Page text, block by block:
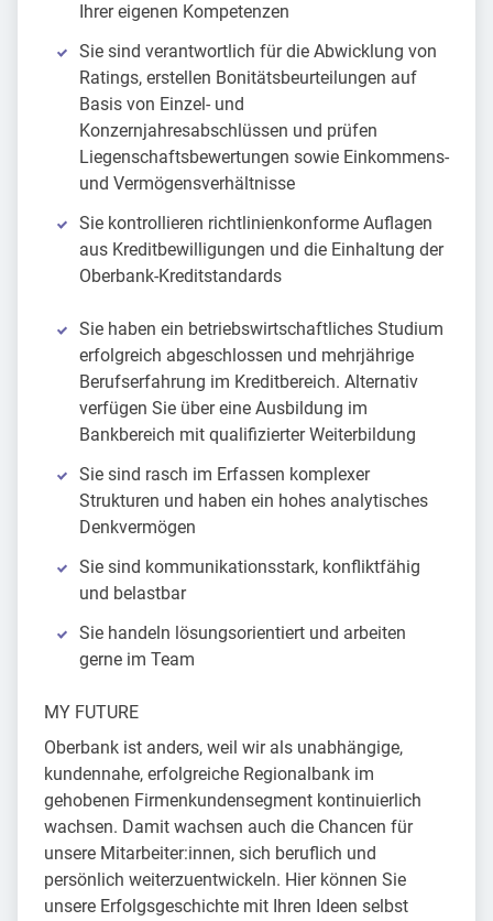
Ihrer eigenen Kompetenzen
Sie sind verantwortlich für die Abwicklung von
Ratings, erstellen Bonitätsbeurteilungen auf
Basis von Einzel- und
Konzernjahresabschlüssen und prüfen
Liegenschaftsbewertungen sowie Einkommens-
und Vermögensverhältnisse
Sie kontrollieren richtlinienkonforme Auflagen
aus Kreditbewilligungen und die Einhaltung der
Oberbank-Kreditstandards
Sie haben ein betriebswirtschaftliches Studium
erfolgreich abgeschlossen und mehrjährige
Berufserfahrung im Kreditbereich. Alternativ
verfügen Sie über eine Ausbildung im
Bankbereich mit qualifizierter Weiterbildung
Sie sind rasch im Erfassen komplexer
Strukturen und haben ein hohes analytisches
Denkvermögen
Sie sind kommunikationsstark, konfliktfähig
und belastbar
Sie handeln lösungsorientiert und arbeiten
gerne im Team
MY FUTURE
Oberbank ist anders, weil wir als unabhängige,
kundennahe, erfolgreiche Regionalbank im
gehobenen Firmenkundensegment kontinuierlich
wachsen. Damit wachsen auch die Chancen für
unsere Mitarbeiter:innen, sich beruflich und
persönlich weiterzuentwickeln. Hier können Sie
unsere Erfolgsgeschichte mit Ihren Ideen selbst